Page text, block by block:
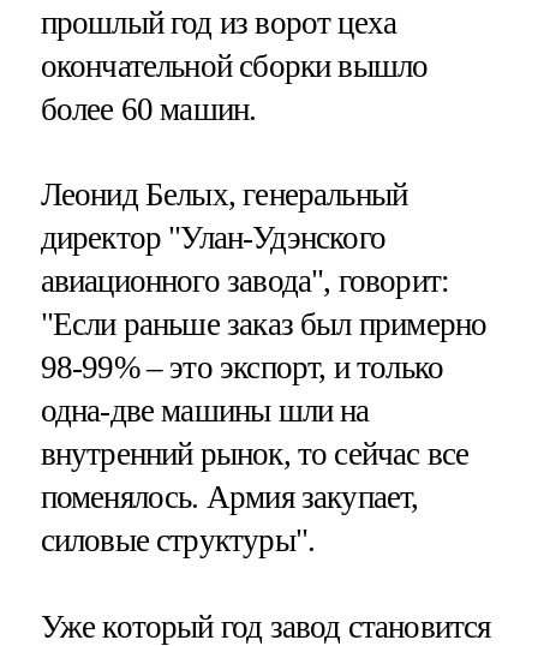
прошлый год из ворот цеха
окончательной сборки вышло
более 60 машин.
Леонид Белых, генеральный
директор "Улан-Удэнского
авиационного завода", говорит:
"Если раньше заказ был примерно
98-99% – это экспорт, и только
одна-две машины шли на
внутренний рынок, то сейчас все
поменялось. Армия закупает,
силовые структуры".
Уже который год завод становится